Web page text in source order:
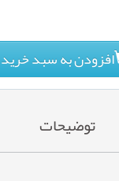
افزودن به سبد خرید
توضیحات